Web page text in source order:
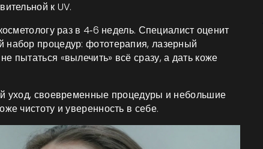
к UV.
раз в 4‑6 недель. Специалист оценит
набор процедур: фототерапия, лазерный
пытаться «вылечить» всё сразу, а дать коже
уход, своевременные процедуры и небольшие
чистоту и уверенность в себе.